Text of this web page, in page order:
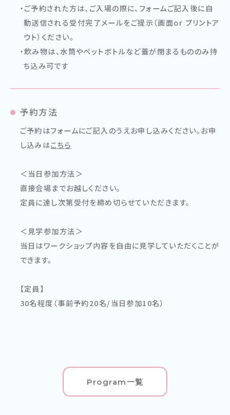
ご予約された方は、ご入場の際に、フォームご記入後に自
動送信される受付完了メールをご提示（画面or プリントア
ウト）ください。
飲み物は、水筒やペットボトルなど蓋が閉まるもののみ持
ち込み可です
予約方法
ご予約はフォームにご記入のうえお申し込みください。お申
し込みはこちら
＜当日参加方法＞
直接会場までお越しください。
定員に達し次第受付を締め切らせていただきます。
＜見学参加方法＞
当日はワークショップ内容を自由に見学していただくことが
できます。
【定員】
30名程度（事前予約20名/当日参加10名）
Program一覧